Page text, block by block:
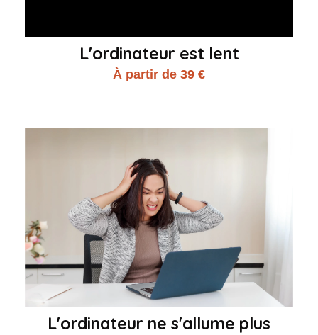
L'ordinateur est lent
À partir de 39 €
L'ordinateur ne s'allume plus